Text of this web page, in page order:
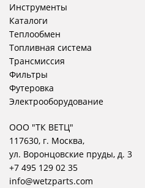
Инструменты
Каталоги
Теплообмен
Топливная система
Трансмиссия
Фильтры
Футеровка
Электрооборудование
ООО "ТК ВЕТЦ"
117630, г. Москва,
ул. Воронцовские пруды, д. 3
+7 495 129 02 35
info@wetzparts.com